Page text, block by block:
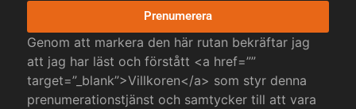
Prenumerera
Genom att markera den här rutan bekräftar jag
att jag har läst och förstått <a href=””
target=”_blank”>Villkoren</a> som styr denna
prenumerationstjänst och samtycker till att vara